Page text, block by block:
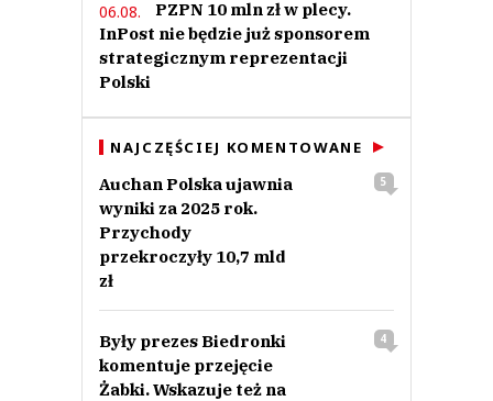
06.08.
PZPN 10 mln zł w plecy.
InPost nie będzie już sponsorem
strategicznym reprezentacji
Polski
NAJCZĘŚCIEJ KOMENTOWANE
Auchan Polska ujawnia
wyniki za 2025 rok.
Przychody
przekroczyły 10,7 mld
zł
5
Były prezes Biedronki
komentuje przejęcie
Żabki. Wskazuje też na
4